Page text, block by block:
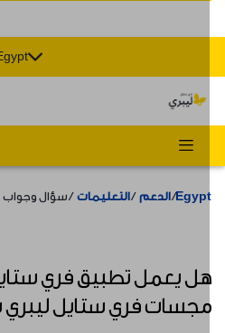
Egypt
الدعم التعليمات سؤال وجواب
يعمل تطبيق فري ستايل
فري ستايل ليبري